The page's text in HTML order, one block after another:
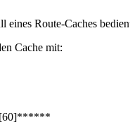
Route-Caches
Cache mit:
[60]******